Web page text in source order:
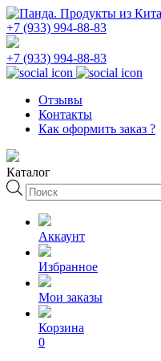
+7 (933) 994-88-83
+7 (933) 994-88-83
Отзывы
Контакты
Как оформить заказ ?
Каталог
Поиск
товаров
Аккаунт
Избранное
Мои заказы
Корзина
0